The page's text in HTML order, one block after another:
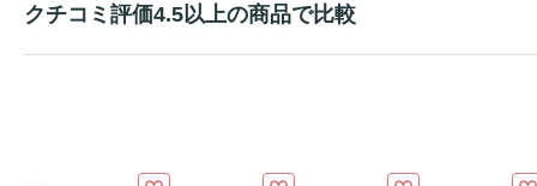
クチコミ評価4.5以上の商品で比較